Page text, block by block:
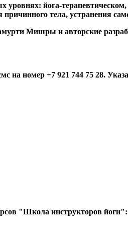
йога-
тела, устранения
Мишры и авторские
на номер +7 921 744 75 28.
"Школа инструкторов йоги":